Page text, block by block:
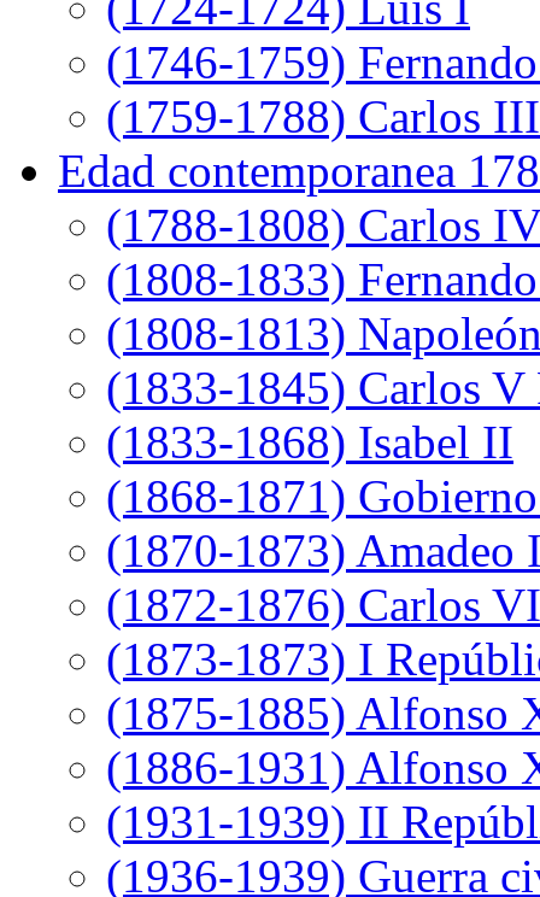
(1746-1759)
(1759-1788) Carlos III
Edad contemporanea
(1788-1808) Carlos
(1808-1833)
(1808-1813)
(1833-1845) Carlos V
(1833-1868) Isabel II
(1868-1871)
(1870-1873) Amadeo
(1872-1876) Carlos
(1873-1873) I
(1875-1885) Alfonso
(1886-1931) Alfonso
(1931-1939) II
(1936-1939) Guerra